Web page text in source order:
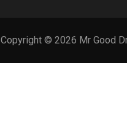
Copyright © 2026 Mr Good